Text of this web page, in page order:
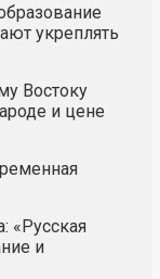
укреплять
Востоку
и цене
«Русская
и